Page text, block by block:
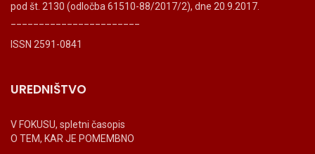
pod št. 2130 (odločba 61510-88/2017/2), dne 20.9.2017.
ISSN 2591-0841
UREDNIŠTVO
V FOKUSU, spletni časopis
O TEM, KAR JE POMEMBNO